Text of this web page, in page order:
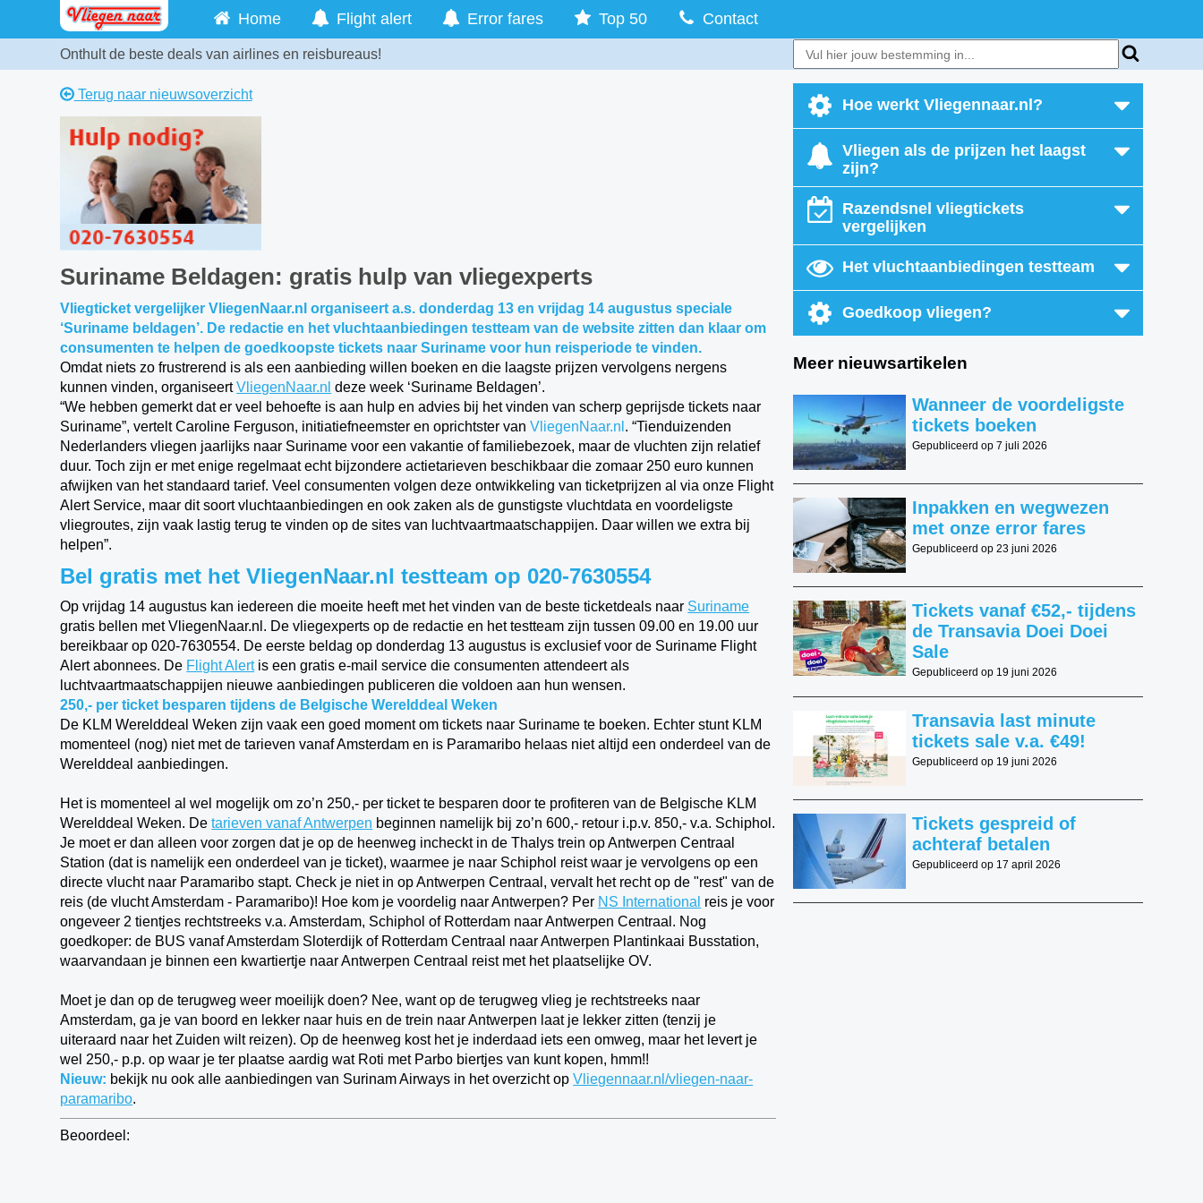
Home Flight alert Error fares Top 50 Contact
Onthult de beste deals van airlines en reisbureaus!
Terug naar nieuwsoverzicht
Suriname Beldagen: gratis hulp van vliegexperts
Vliegticket vergelijker VliegenNaar.nl organiseert a.s. donderdag 13 en vrijdag 14 augustus speciale
‘Suriname beldagen’. De redactie en het vluchtaanbiedingen testteam van de website zitten dan klaar om
consumenten te helpen de goedkoopste tickets naar Suriname voor hun reisperiode te vinden.
Omdat niets zo frustrerend is als een aanbieding willen boeken en die laagste prijzen vervolgens nergens
kunnen vinden, organiseertVliegenNaar.nl deze week ‘Suriname Beldagen’.
“We hebben gemerkt dat er veel behoefte is aan hulp en advies bij het vinden van scherp geprijsde tickets naar
Suriname”, vertelt Caroline Ferguson, initiatiefneemster en oprichtster vanVliegenNaar.nl . “Tienduizenden
Nederlanders vliegen jaarlijks naar Suriname voor een vakantie of familiebezoek, maar de vluchten zijn relatief
duur. Toch zijn er met enige regelmaat echt bijzondere actietarieven beschikbaar die zomaar 250 euro kunnen
afwijken van het standaard tarief. Veel consumenten volgen deze ontwikkeling van ticketprijzen al via onze Flight
Alert Service, maar dit soort vluchtaanbiedingen en ook zaken als de gunstigste vluchtdata en voordeligste
vliegroutes, zijn vaak lastig terug te vinden op de sites van luchtvaartmaatschappijen. Daar willen we extra bij
helpen”.
Bel gratis met het VliegenNaar.nl testteam op 020-7630554
Op vrijdag 14 augustus kan iedereen die moeite heeft met het vinden van de beste ticketdeals naar Suriname
gratis bellen met VliegenNaar.nl. De vliegexperts op de redactie en het testteam zijn tussen 09.00 en 19.00 uur
bereikbaar op 020-7630554. De eerste beldag op donderdag 13 augustus is exclusief voor de Suriname Flight
Alert abonnees. De Flight Alertis een gratis e-mail service die consumenten attendeert als
luchtvaartmaatschappijen nieuwe aanbiedingen publiceren die voldoen aan hun wensen.
250,- per ticket besparen tijdens de Belgische Werelddeal Weken
De KLM Werelddeal Weken zijn vaak een goed moment om tickets naar Suriname te boeken. Echter stunt KLM
momenteel (nog) niet met de tarieven vanaf Amsterdam en is Paramaribo helaas niet altijd een onderdeel van de
Werelddeal aanbiedingen.
Het is momenteel al wel mogelijk om zo’n 250,- per ticket te besparen door te profiteren van de Belgische KLM
Werelddeal Weken. Detarieven vanaf Antwerpen beginnen namelijk bij zo’n 600,- retour i.p.v. 850,- v.a. Schiphol.
Je moet er dan alleen voor zorgen dat je op de heenweg incheckt in de Thalys trein op Antwerpen Centraal
Station (dat is namelijk een onderdeel van je ticket), waarmee je naar Schiphol reist waar je vervolgens op een
directe vlucht naar Paramaribo stapt. Check je niet in op Antwerpen Centraal, vervalt het recht op de "rest" van de
reis (de vlucht Amsterdam - Paramaribo)! Hoe kom je voordelig naar Antwerpen? Per NS International reis je voor
ongeveer 2 tientjes rechtstreeks v.a. Amsterdam, Schiphol of Rotterdam naar Antwerpen Centraal. Nog
goedkoper: de BUS vanaf Amsterdam Sloterdijk of Rotterdam Centraal naar Antwerpen Plantinkaai Busstation,
waarvandaan je binnen een kwartiertje naar Antwerpen Centraal reist met het plaatselijke OV.
Moet je dan op de terugweg weer moeilijk doen? Nee, want op de terugweg vlieg je rechtstreeks naar
Amsterdam, ga je van boord en lekker naar huis en de trein naar Antwerpen laat je lekker zitten (tenzij je
uiteraard naar het Zuiden wilt reizen). Op de heenweg kost het je inderdaad iets een omweg, maar het levert je
wel 250,- p.p. op waar je ter plaatse aardig wat Roti met Parbo biertjes van kunt kopen, hmm!!
Nieuw: bekijk nu ook alle aanbiedingen van Surinam Airways in het overzicht opVliegennaar.nl/vliegen-naar-
paramaribo.
Beoordeel:
Hoe werkt Vliegennaar.nl?
Vliegen als de prijzen het laagst
zijn?
Razendsnel vliegtickets
vergelijken
Het vluchtaanbiedingen testteam
Goedkoop vliegen?
Meer nieuwsartikelen
Wanneer de voordeligste
tickets boeken
Gepubliceerd op 7 juli 2026
Inpakken en wegwezen
met onze error fares
Gepubliceerd op 23 juni 2026
Tickets vanaf €52,- tijdens
de Transavia Doei Doei
Sale
Gepubliceerd op 19 juni 2026
Transavia last minute
tickets sale v.a. €49!
Gepubliceerd op 19 juni 2026
Tickets gespreid of
achteraf betalen
Gepubliceerd op 17 april 2026